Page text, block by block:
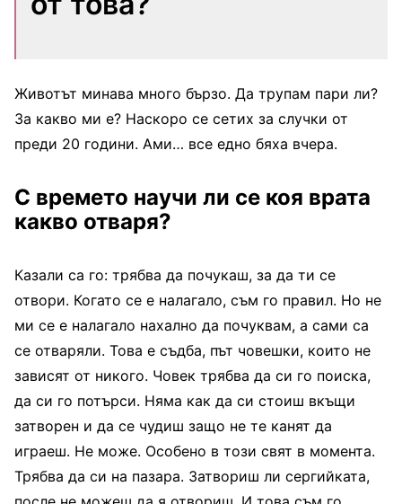
Животът минава много бързо. Да трупам пари ли?
За какво ми е? Наскоро се сетих за случки от
преди 20 години. Ами… все едно бяха вчера.
С времето научи ли се коя врата
какво отваря?
Казали са го: трябва да почукаш, за да ти се
отвори. Когато се е налагало, съм го правил. Но не
ми се е налагало нахално да почуквам, а сами са
се отваряли. Това е съдба, път човешки, които не
зависят от никого. Човек трябва да си го поиска,
да си го потърси. Няма как да си стоиш вкъщи
затворен и да се чудиш защо не те канят да
играеш. Не може. Особено в този свят в момента.
Трябва да си на пазара. Затвориш ли сергийката,